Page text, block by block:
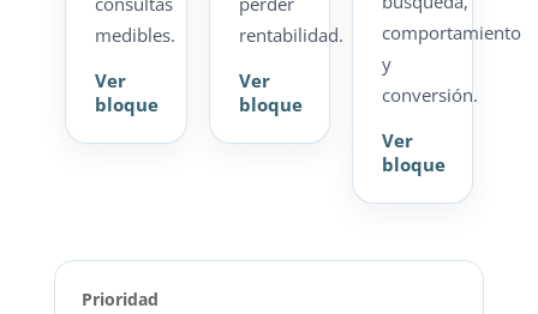
medibles.
Ver
bloque
rentabilidad.
Ver
bloque
comportamiento
y
conversión.
Ver
bloque
Prioridad